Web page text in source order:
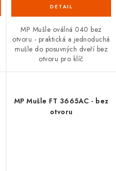
MP Mušle oválná 040 bez
otvoru - praktická a jednoduchá
mušle do posuvných dveří bez
otvoru pro klíč
MP Mušle FT 3665AC - bez
otvoru